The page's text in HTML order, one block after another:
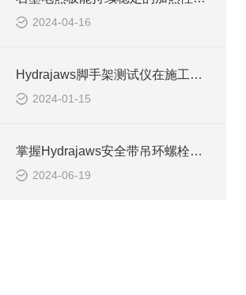
2024-04-16
Hydrajaws脚手架测试仪在施工现场安全管理中的作用
2024-01-15
掌握Hydrajaws安全带吊环螺栓测试仪的操作技巧
2024-06-19